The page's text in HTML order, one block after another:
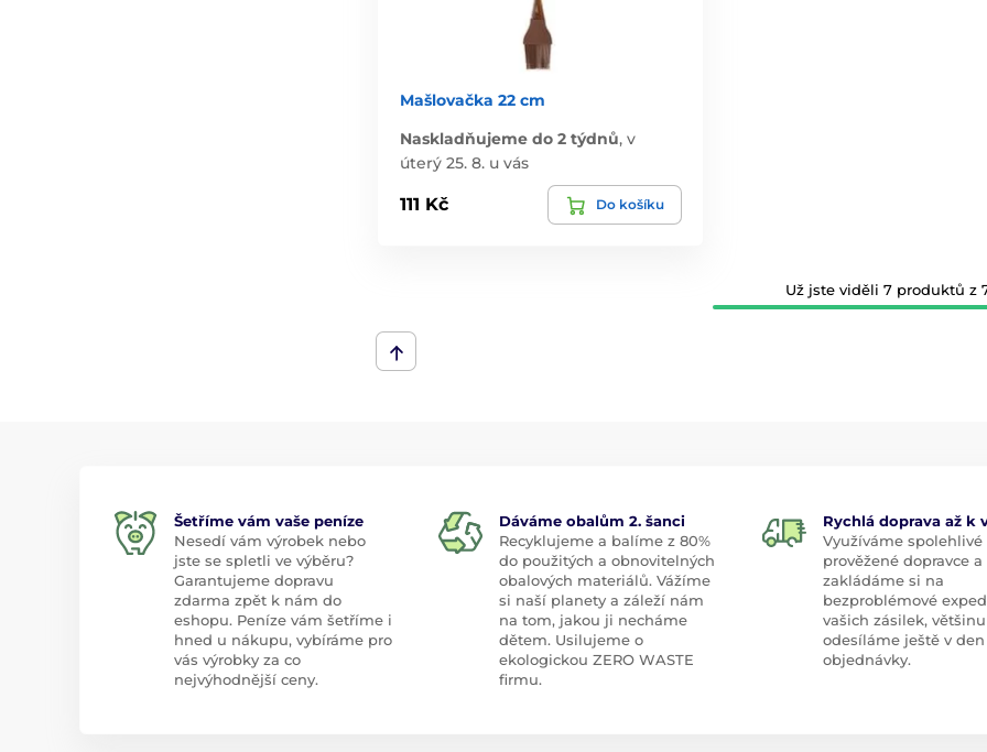
Mašlovačka 22 cm
Naskladňujeme do 2 týdnů, v
úterý 25. 8. u vás
111 Kč Do košíku
Už jste viděli 7 produktů z
Šetříme vám vaše peníze
Nesedí vám výrobek nebo
jste se spletli ve výběru?
Garantujeme dopravu
zdarma zpět k nám do
eshopu. Peníze vám šetříme i
hned u nákupu, vybíráme pro
vás výrobky za co
nejvýhodnější ceny.
Dáváme obalům 2. šanci
Recyklujeme a balíme z 80%
do použitých a obnovitelných
obalových materiálů. Vážíme
si naší planety a záleží nám
na tom, jakou ji necháme
dětem. Usilujeme o
ekologickou ZERO WASTE
firmu.
Rychlá doprava až k
Využíváme spolehlivé
prověžené dopravce a
zakládáme si na
bezproblémové
vašich zásilek,
odesíláme ještě v den
objednávky.